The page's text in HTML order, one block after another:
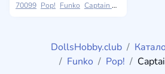
70099 Pop! Funko Captain America: Civil War
DollsHobby.club
Funko
Pop!